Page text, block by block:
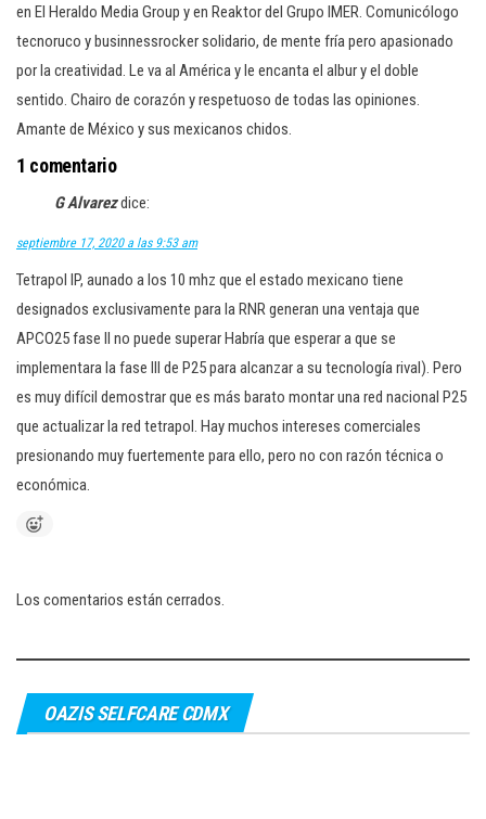
en El Heraldo Media Group y en Reaktor del Grupo IMER. Comunicólogo
tecnoruco y businnessrocker solidario, de mente fría pero apasionado
por la creatividad. Le va al América y le encanta el albur y el doble
sentido. Chairo de corazón y respetuoso de todas las opiniones.
Amante de México y sus mexicanos chidos.
1 comentario
G Alvarezdice:
septiembre 17, 2020 a las 9:53 am
Tetrapol IP, aunado a los 10 mhz que el estado mexicano tiene
designados exclusivamente para la RNR generan una ventaja que
APCO25 fase II no puede superar Habría que esperar a que se
implementara la fase III de P25 para alcanzar a su tecnología rival). Pero
es muy difícil demostrar que es más barato montar una red nacional P25
que actualizar la red tetrapol. Hay muchos intereses comerciales
presionando muy fuertemente para ello, pero no con razón técnica o
económica.
Los comentarios están cerrados.
OAZIS SELFCARE CDMX